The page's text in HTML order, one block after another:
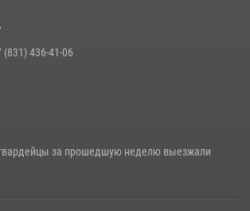
«тревога»
(831) 436-41-06
за прошедшую неделю выезжали